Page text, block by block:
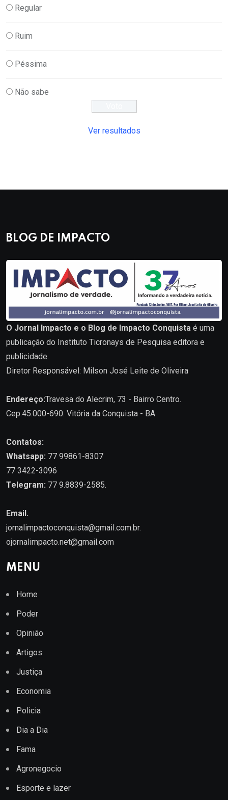
Regular
Ruim
Péssima
Não sabe
Ver resultados
BLOG DE IMPACTO
O Jornal Impacto e o Blog de Impacto Conquista é uma
publicação do Instituto Ticronays de Pesquisa editora e
publicidade.
Diretor Responsável: Milson José Leite de Oliveira
Endereço:Travesa do Alecrim, 73 - Bairro Centro.
Cep.45.000-690. Vitória da Conquista - BA
Contatos:
Whatsapp: 77 99861-8307
77 3422-3096
Telegram: 77 9.8839-2585.
Email.
jornalimpactoconquista@gmail.com.br.
ojornalimpacto.net@gmail.com
MENU
Home
Poder
Opinião
Artigos
Justiça
Economia
Policia
Dia a Dia
Fama
Agronegocio
Esporte e lazer